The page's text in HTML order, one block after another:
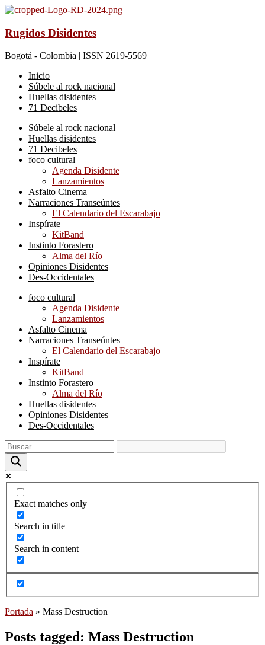
Rugidos Disidentes
Bogotá - Colombia | ISSN 2619-5569
Inicio
Súbele al rock nacional
Huellas disidentes
71 Decibeles
Súbele al rock nacional
Huellas disidentes
71 Decibeles
foco cultural
Agenda Disidente
Lanzamientos
Asfalto Cinema
Narraciones Transeúntes
El Calendario del Escarabajo
Inspírate
KitBand
Instinto Forastero
Alma del Río
Opiniones Disidentes
Des-Occidentales
foco cultural
Agenda Disidente
Lanzamientos
Asfalto Cinema
Narraciones Transeúntes
El Calendario del Escarabajo
Inspírate
KitBand
Instinto Forastero
Alma del Río
Huellas disidentes
Opiniones Disidentes
Des-Occidentales
Exact matches only
Search in title
Search in content
Portada » Mass Destruction
Posts tagged: Mass Destruction